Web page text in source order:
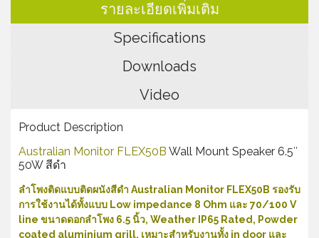
รายละเอียดเพิ่มเติม
Specifications
Downloads
Video
Product Description
Australian Monitor FLEX50B Wall Mount Speaker 6.5″
50W สีดำ
ลําโพงติดแบบติดผนังสีดำ Australian Monitor FLEX50B รองรับ
การใช้งานได้ทั้งแบบ Low impedance 8 Ohm และ 70/100 V
line ขนาดดอกลำโพง 6.5 นิ้ว, Weather IP65 Rated, Powder
coated aluminium grill, เหมาะสำหรับงานทั้ง in door และ